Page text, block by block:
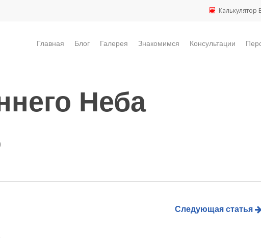
Калькулятор
Главная Блог Галерея Знакомимся Консультации
Неба
Следующая статья